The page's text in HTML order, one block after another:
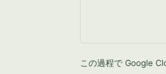
この過程で Google